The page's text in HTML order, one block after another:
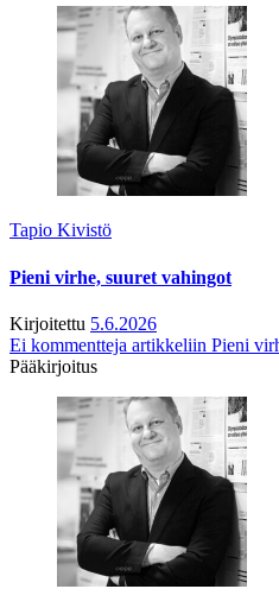
Tapio Kivistö
Pieni virhe, suuret vahingot
Kirjoitettu 5.6.2026
Ei kommentteja artikkeliin Pieni
Pääkirjoitus